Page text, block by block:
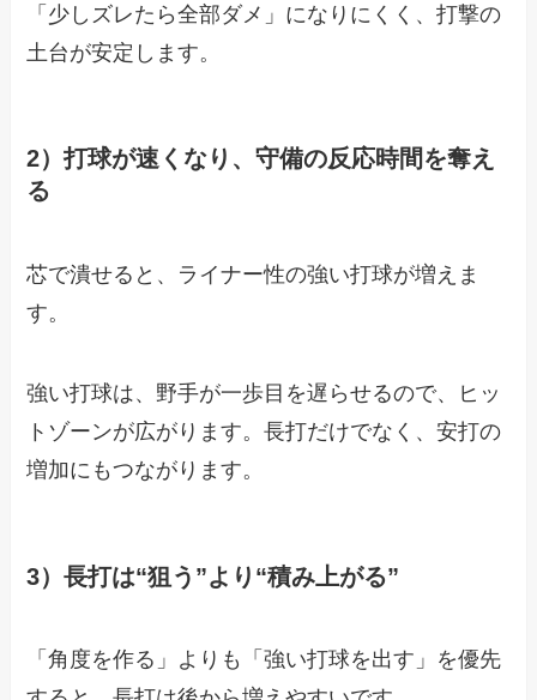
「少しズレたら全部ダメ」になりにくく、打撃の
土台が安定します。
2）打球が速くなり、守備の反応時間を奪え
る
芯で潰せると、ライナー性の強い打球が増えま
す。
強い打球は、野手が一歩目を遅らせるので、ヒッ
トゾーンが広がります。長打だけでなく、安打の
増加にもつながります。
3）長打は“狙う”より“積み上がる”
「角度を作る」よりも「強い打球を出す」を優先